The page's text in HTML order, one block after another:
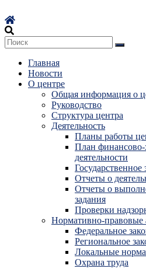
к
содержимому
Главная
Новости
О центре
Общая информация о
Руководство
Структура центра
Деятельность
Планы работы
План финансово-
деятельности
Государственное
Отчеты о
Отчеты о
задания
Проверки
Нормативно-правовые
Федеральное
Региональное
Локальные
Охрана труда